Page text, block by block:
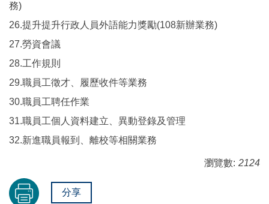
務)
26.提升提升行政人員外語能力獎勵(108新辦業務)
27.勞資會議
28.工作規則
29.職員工徵才、履歷收件等業務
30.職員工聘任作業
31.職員工個人資料建立、異動登錄及管理
32.新進職員報到、離校等相關業務
瀏覽數: 2124
分享